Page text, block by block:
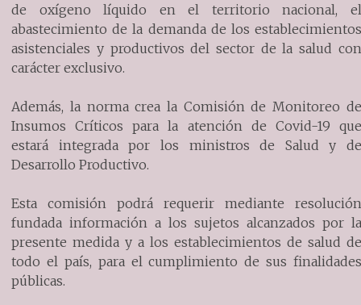
de oxígeno líquido en el territorio nacional, el
abastecimiento de la demanda de los establecimientos
asistenciales y productivos del sector de la salud con
carácter exclusivo.
Además, la norma crea la Comisión de Monitoreo de
Insumos Críticos para la atención de Covid-19 que
estará integrada por los ministros de Salud y de
Desarrollo Productivo.
Esta comisión podrá requerir mediante resolución
fundada información a los sujetos alcanzados por la
presente medida y a los establecimientos de salud de
todo el país, para el cumplimiento de sus finalidades
públicas.